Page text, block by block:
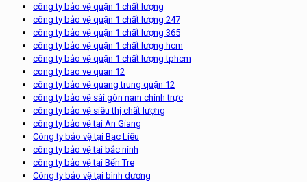
công ty bảo vệ quận 1 chất lượng
công ty bảo vệ quận 1 chất lượng 247
công ty bảo vệ quận 1 chất lượng 365
công ty bảo vệ quận 1 chất lượng hcm
công ty bảo vệ quận 1 chất lượng tphcm
cong ty bao ve quan 12
công ty bảo vệ quang trung quận 12
công ty bảo vệ sài gòn nam chính trực
công ty bảo vệ siêu thị chất lượng
công ty bảo vệ tại An Giang
Công ty bảo vệ tại Bạc Liêu
công ty bảo vệ tại bắc ninh
công ty bảo vệ tại Bến Tre
Công ty bảo vệ tại bình dương